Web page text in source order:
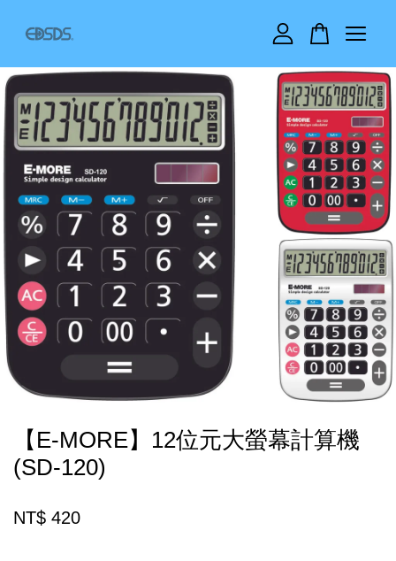
【E-MORE】12位元大螢幕計算機
(SD-120)
NT$ 420
您的購物車目前還是空的。
繼續購物